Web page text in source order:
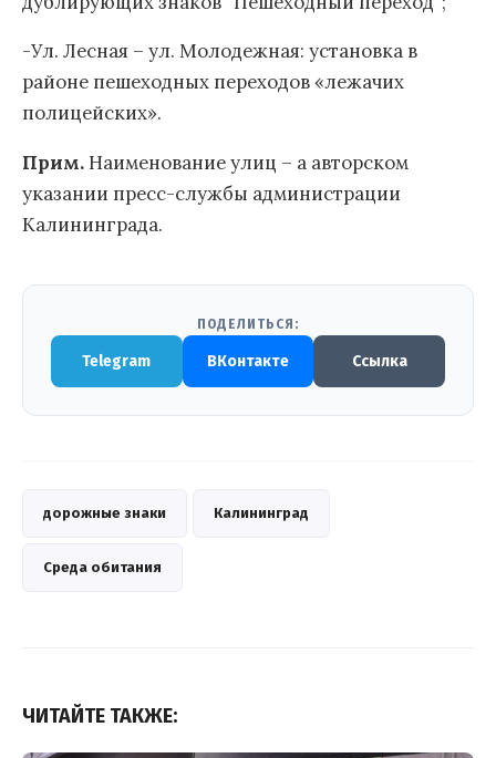
-Ул. Лесная – ул. Молодежная: установка в
районе пешеходных переходов «лежачих
полицейских».
Прим.Наименование улиц – а авторском
указании пресс-службы администрации
Калининграда.
ПОДЕЛИТЬСЯ:
Telegram ВКонтакте Ссылка
дорожные знаки Калининград
Среда обитания
ЧИТАЙТЕ ТАКЖЕ: